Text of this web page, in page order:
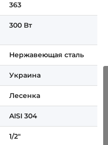
363
300 Вт
Нержавеющая сталь
Украина
Лесенка
AISI 304
1/2" Получить СКИДКУ!